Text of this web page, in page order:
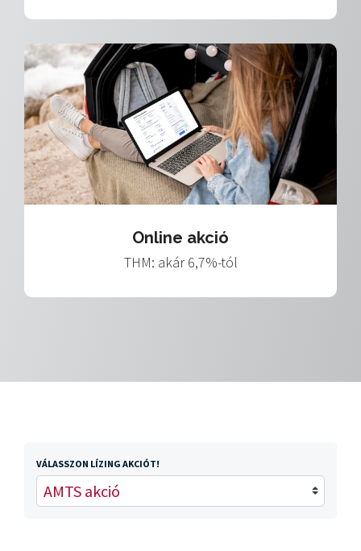
Online akció
THM: akár 6,7%-tól
VÁLASSZON LÍZING AKCIÓT!